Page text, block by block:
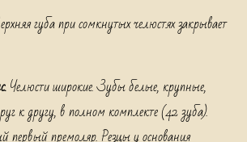
губа при сомкнутых челюстях закрывает
Челюсти широкие. Зубы белые, крупные,
к другу, в полном комплекте (42 зуба).